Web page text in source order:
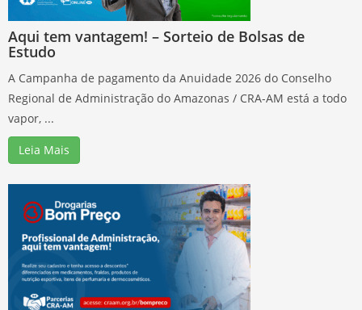
Aqui tem vantagem! – Sorteio de Bolsas de
Estudo
A Campanha de pagamento da Anuidade 2026 do Conselho
Regional de Administração do Amazonas / CRA-AM está a todo
vapor, ...
Leia Mais